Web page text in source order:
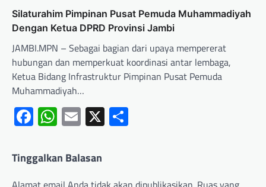
Silaturahim Pimpinan Pusat Pemuda Muhammadiyah
Dengan Ketua DPRD Provinsi Jambi
JAMBI.MPN – Sebagai bagian dari upaya mempererat
hubungan dan memperkuat koordinasi antar lembaga,
Ketua Bidang Infrastruktur Pimpinan Pusat Pemuda
Muhammadiyah…
Facebook
WhatsApp
Email
X
Tinggalkan Balasan